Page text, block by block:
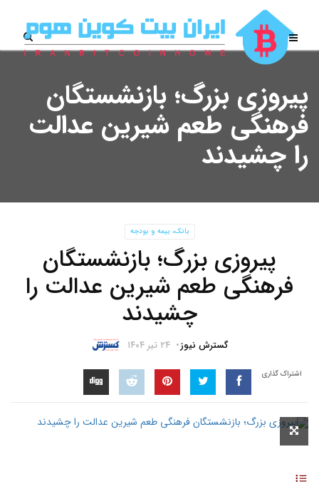
پیروزی بزرگ؛ بازنشستگان
فرهنگی طعم شیرین عدالت
را چشیدند
بانک، بیمه و بودجه
پیروزی بزرگ؛ بازنشستگان
فرهنگی طعم شیرین عدالت را
چشیدند
گسترش نیوز ۲۴ تیر ۱۴۰۴
اشتراک گذاری